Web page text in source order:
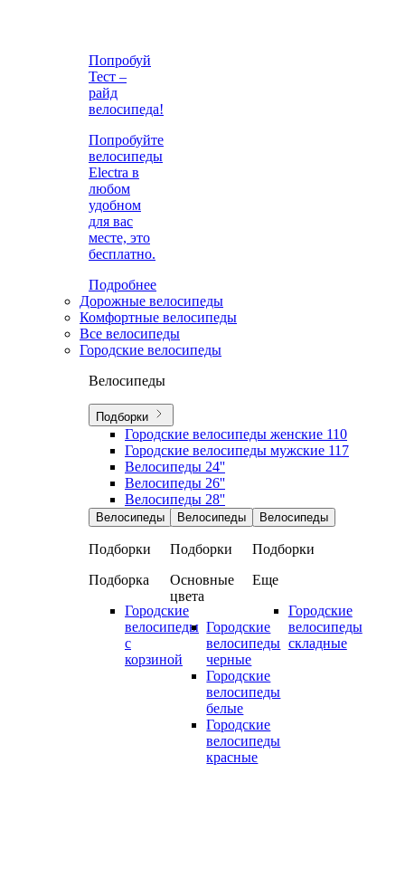
Попробуй
Тест –
райд
велосипеда!
Попробуйте
велосипеды
Electra в
любом
удобном
для вас
месте, это
бесплатно.
Подробнее
Дорожные велосипеды
Комфортные велосипеды
Все велосипеды
Городские велосипеды
Велосипеды
Подборки
Городские велосипеды женские 110
Городские велосипеды мужские 117
Велосипеды 24''
Велосипеды 26''
Велосипеды 28''
Велосипеды
Подборки
Подборка
Городские
велосипеды
с
корзиной
Велосипеды
Подборки
Основные
цвета
Городские
велосипеды
черные
Городские
велосипеды
белые
Городские
велосипеды
красные
Велосипеды
Подборки
Еще
Городские
велосипеды
складные